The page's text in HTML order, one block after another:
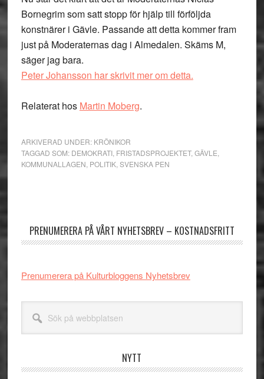
Bornegrim som satt stopp för hjälp till förföljda
konstnärer i Gävle. Passande att detta kommer fram
just på Moderaternas dag i Almedalen. Skäms M,
säger jag bara.
Peter Johansson har skrivit mer om detta.
Relaterat hos Martin Moberg.
ARKIVERAD UNDER: KRÖNIKOR
TAGGAD SOM: DEMOKRATI, FRISTADSPROJEKTET, GÄVLE
KOMMUNALLAGEN POLITIK, SVENSKA PEN
PRENUMERERA PÅ VÅRT NYHETSBREV – KOSTNADSFRITT
Prenumerera på Kulturbloggens Nyhetsbrev
webbplatsen
NYTT